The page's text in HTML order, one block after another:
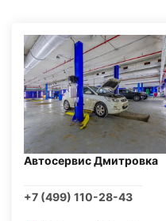
Автосервис Дмитровка
+7 (499) 110-28-43